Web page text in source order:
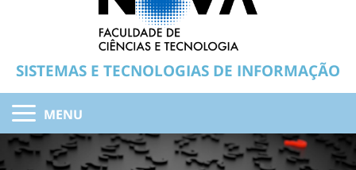
SISTEMAS E TECNOLOGIAS DE INFORMAÇÃO
MENU